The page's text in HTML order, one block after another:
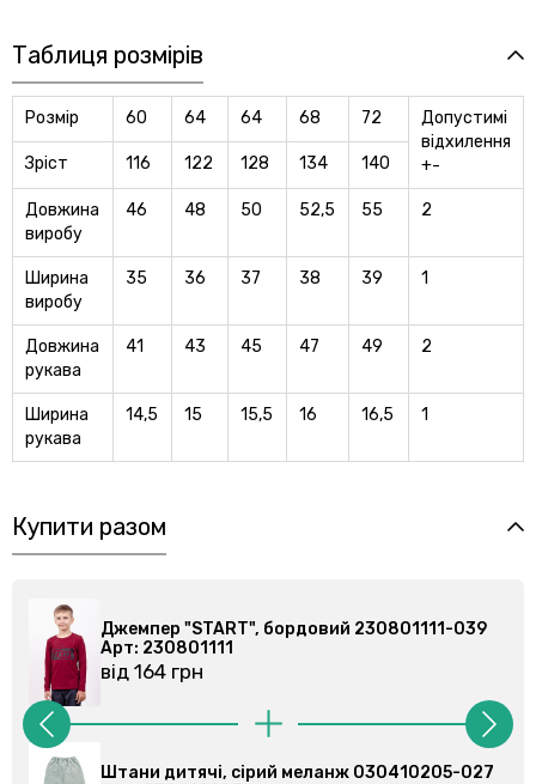
Таблиця розмірів
Розмір 60 64 64 68 72
Допустимі
відхилення
+-
Зріст 116 122 128 134 140
Довжина
виробу
46 48 50 52,5 55 2
Ширина
виробу
35 36 37 38 39 1
Довжина
рукава
41 43 45 47 49 2
Ширина
рукава
14,5 15 15,5 16 16,5 1
Купити разом
230801111-039
меланж 030410205-027
Джемпер "START",
Штани спортивні, сірі